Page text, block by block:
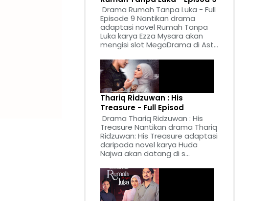
Drama Rumah Tanpa Luka - Full
Episode 9 Nantikan drama
adaptasi novel Rumah Tanpa
Luka karya Ezza Mysara akan
mengisi slot MegaDrama di Ast...
Thariq Ridzuwan : His
Treasure - Full Episod
Drama Thariq Ridzuwan : His
Treasure Nantikan drama Thariq
Ridzuwan: His Treasure adaptasi
daripada novel karya Huda
Najwa akan datang di s...